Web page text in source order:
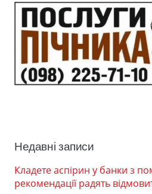
Недавні записи
Кладете аспірин у банки з
рекомендації радять